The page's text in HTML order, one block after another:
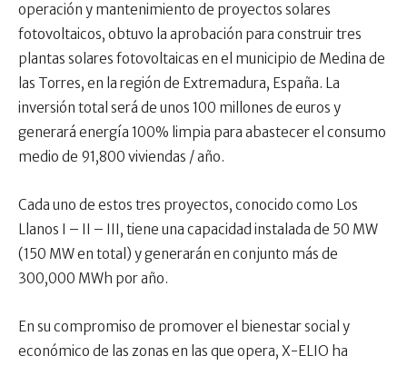
operación y mantenimiento de proyectos solares
fotovoltaicos, obtuvo la aprobación para construir tres
plantas solares fotovoltaicas en el municipio de Medina de
las Torres, en la región de Extremadura, España. La
inversión total será de unos 100 millones de euros y
generará energía 100% limpia para abastecer el consumo
medio de 91,800 viviendas / año.
Cada uno de estos tres proyectos, conocido como Los
Llanos I – II – III, tiene una capacidad instalada de 50 MW
(150 MW en total) y generarán en conjunto más de
300,000 MWh por año.
En su compromiso de promover el bienestar social y
económico de las zonas en las que opera, X-ELIO ha